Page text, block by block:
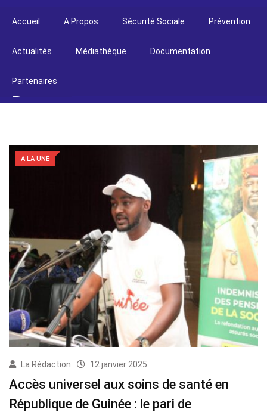
Accueil A Propos Sécurité Sociale Prévention
Actualités Médiathèque Documentation
Partenaires
A LA UNE
La Rédaction 12 janvier 2025
Accès universel aux soins de santé en
République de Guinée : le pari de